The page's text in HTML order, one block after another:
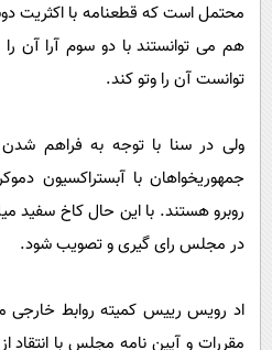
محتمل است که قطعنامه با اکثریت
هم می توانستند با دو سوم آرا آن را
توانست آن را وتو کند.
ولی در سنا با توجه به فراهم شدن
جمهوریخواهان با آبستراکسیون
روبرو هستند. با این حال کاخ سفید
در مجلس رای گیری و تصویب شود.
اد رویس رییس کمیته روابط
مقررات و آیین نامه مجلس با